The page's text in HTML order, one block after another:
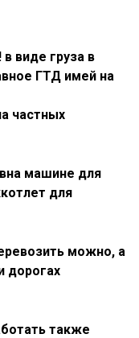
виде груза в
ГТД имей на
частных
машине для
для
можно, а
дорогах
также